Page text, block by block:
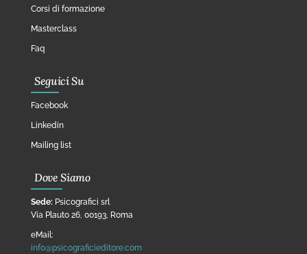
Corsi di formazione
Masterclass
Faq
Seguici Su
Facebook
Linkedin
Mailing list
Dove Siamo
Sede: Psicografici srl
Via Plauto 26, 00193, Roma
eMail:
info@psicograficieditore.com